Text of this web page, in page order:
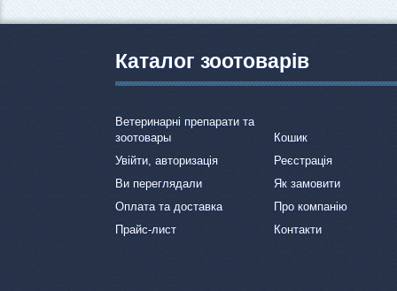
Каталог зоотоварів
Ветеринарні препарати та
зоотовары
Кошик
Увійти, авторизація
Реєстрація
Ви переглядали
Як замовити
Оплата та доставка
Про компанію
Прайс-лист
Контакти